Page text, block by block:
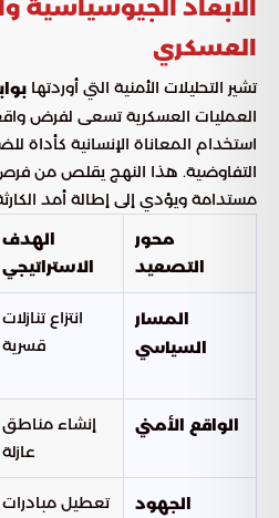
الأبعاد الجيوسياسية
العسكري
تشير التحليلات الأمنية التي أوردتها
العمليات العسكرية تسعى لفرض
استخدام المعاناة الإنسانية كأداة
التفاوضية. هذا النهج يقلص من
مستدامة ويؤدي إلى إطالة أمد
محور
التصعيد
الهدف
الاستراتيجي
المسار
السياسي
انتزاع تنازلات
قسرية
الواقع الأمني
إنشاء مناطق
عازلة
الجهود
تعطيل مبادرات